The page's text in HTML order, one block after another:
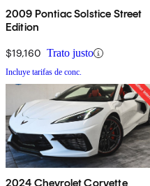
2009 Pontiac Solstice Street
Edition
$19,160 Trato justo
Incluye tarifas de conc.
2024 Chevrolet Corvette